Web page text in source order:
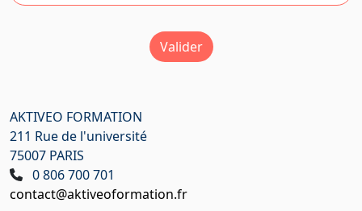
Valider
AKTIVEO FORMATION
211 Rue de l'université
75007 PARIS
0 806 700 701
contact@aktiveoformation.fr